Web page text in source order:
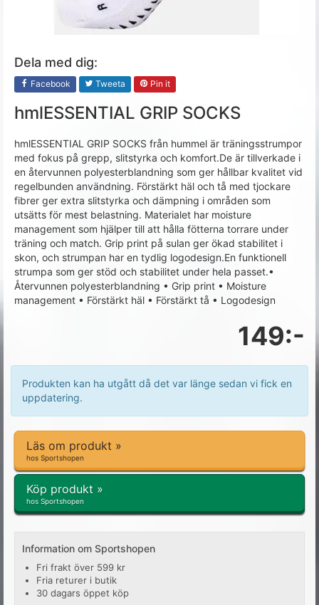
Dela med dig:
Facebook Tweeta Pin it
hmlESSENTIAL GRIP SOCKS
hmlESSENTIAL GRIP SOCKS från hummel är träningsstrumpor
med fokus på grepp, slitstyrka och komfort.De är tillverkade i
en återvunnen polyesterblandning som ger hållbar kvalitet vid
regelbunden användning. Förstärkt häl och tå med tjockare
fibrer ger extra slitstyrka och dämpning i områden som
utsätts för mest belastning. Materialet har moisture
management som hjälper till att hålla fötterna torrare under
träning och match. Grip print på sulan ger ökad stabilitet i
skon, och strumpan har en tydlig logodesign.En funktionell
strumpa som ger stöd och stabilitet under hela passet.•
Återvunnen polyesterblandning • Grip print • Moisture
management • Förstärkt häl • Förstärkt tå • Logodesign
149:-
Produkten kan ha utgått då det var länge sedan vi fick en
uppdatering.
Läs om produkt »
hos Sportshopen
Köp produkt »
hos Sportshopen
Information om Sportshopen
Fri frakt över 599 kr
Fria returer i butik
30 dagars öppet köp